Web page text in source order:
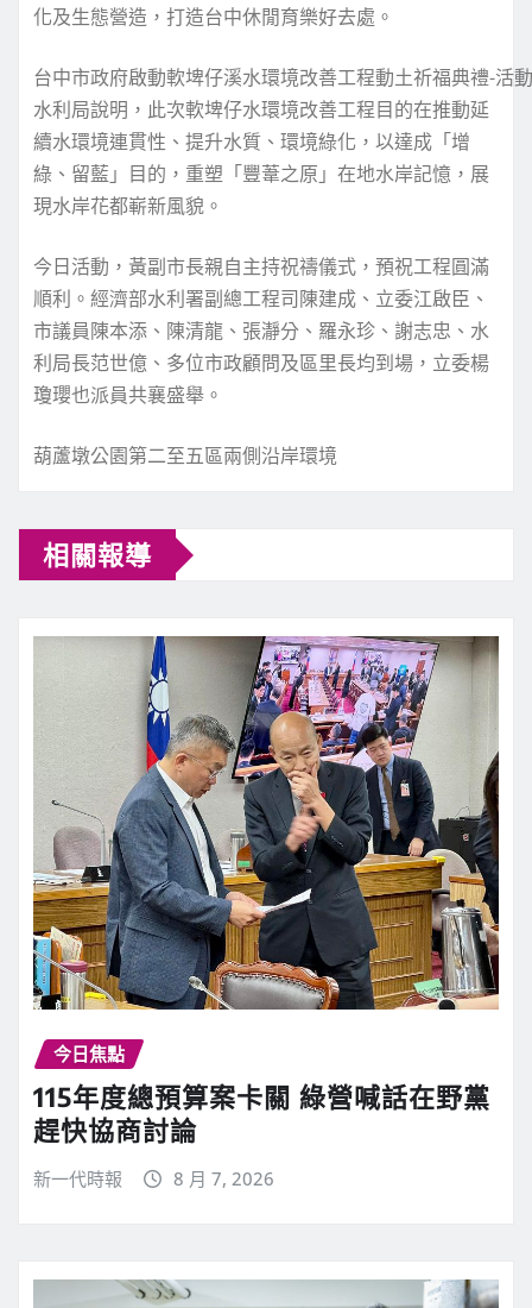
化及生態營造，打造台中休閒育樂好去處。
台中市政府啟動軟埤仔溪水環境改善工程動土祈福典禮-活
水利局說明，此次軟埤仔水環境改善工程目的在推動延
續水環境連貫性、提升水質、環境綠化，以達成「增
綠、留藍」目的，重塑「豐葦之原」在地水岸記憶，展
現水岸花都嶄新風貌。
今日活動，黃副市長親自主持祝禱儀式，預祝工程圓滿
順利。經濟部水利署副總工程司陳建成、立委江啟臣、
市議員陳本添、陳清龍、張瀞分、羅永珍、謝志忠、水
利局長范世億、多位市政顧問及區里長均到場，立委楊
瓊瓔也派員共襄盛舉。
葫蘆墩公園第二至五區兩側沿岸環境
相關報導
今日焦點
115年度總預算案卡關 綠營喊話在野黨
趕快協商討論
新一代時報 8 月 7, 2026